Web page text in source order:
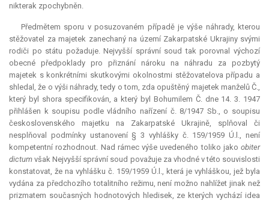
nikterak zpochybněn.
Předmětem sporu v posuzovaném případě je výše náhrady, kterou
stěžovatel za majetek zanechaný na území Zakarpatské Ukrajiny svými
rodiči po státu požaduje. Nejvyšší správní soud tak porovnal výchozí
obecné předpoklady pro přiznání nároku na náhradu za pozbytý
majetek s konkrétními skutkovými okolnostmi stěžovatelova případu a
shledal, že o výši náhrady, tedy o tom, zda opuštěný majetek manželů Č.,
který byl shora specifikován, a který byl Bohumilem Č. dne 14. 3. 1947
přihlášen k soupisu podle vládního nařízení č. 8/1947 Sb., o soupisu
československého majetku na Zakarpatské Ukrajině, splňoval či
nesplňoval podmínky ustanovení § 3 vyhlášky č. 159/1959 Ú.l., není
kompetentní rozhodnout. Nad rámec výše uvedeného toliko jako obiter
dictum však Nejvyšší správní soud považuje za vhodné v této souvislosti
konstatovat, že na vyhlášku č. 159/1959 Ú.l., která je vyhláškou, jež byla
vydána za předchozího totalitního režimu, není možno nahlížet jinak než
prizmatem současných hodnotových hledisek, ze kterých vychází idea